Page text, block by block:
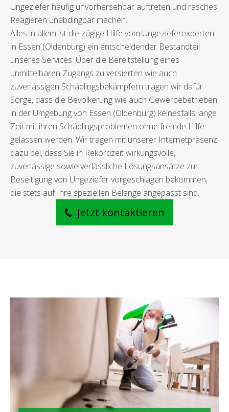
Ungeziefer häufig unvorhersehbar auftreten und rasches
Reagieren unabdingbar machen.
Alles in allem ist die zügige Hilfe vom Ungezieferexperten
in Essen (Oldenburg) ein entscheidender Bestandteil
unseres Services. Über die Bereitstellung eines
unmittelbaren Zugangs zu versierten wie auch
zuverlässigen Schädlingsbekämpfern tragen wir dafür
Sorge, dass die Bevölkerung wie auch Gewerbebetrieben
in der Umgebung von Essen (Oldenburg) keinesfalls lange
Zeit mit ihren Schädlingsproblemen ohne fremde Hilfe
gelassen werden. Wir tragen mit unserer Internetpräsenz
dazu bei, dass Sie in Rekordzeit wirkungsvolle,
zuverlässige sowie verlässliche Lösungsansätze zur
Beseitigung von Ungeziefer vorgeschlagen bekommen,
die stets auf Ihre speziellen Belange angepasst sind.
Jetzt kontaktieren